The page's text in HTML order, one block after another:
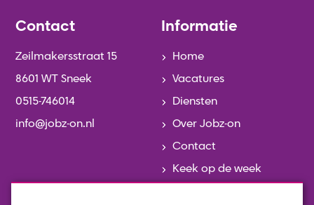
Contact
Zeilmakersstraat 15
8601 WT Sneek
0515-746014
info@jobz-on.nl
Informatie
Home
Vacatures
Diensten
Over Jobz-on
Contact
Keek op de week